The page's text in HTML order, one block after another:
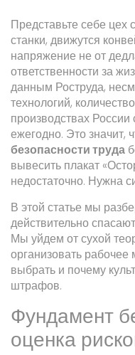
Представьте себе цех
станки, движутся
напряжение не от
ответственности за
данным Роструда,
технологий,
производствах
ежегодно. Это значит,
безопасности труда
вывесить плакат
недостаточно. Нужна
В этой статье мы
действительно
Мы уйдем от сухой
организовать рабочее
выбрать и почему
штрафов.
Фундамент
оценка